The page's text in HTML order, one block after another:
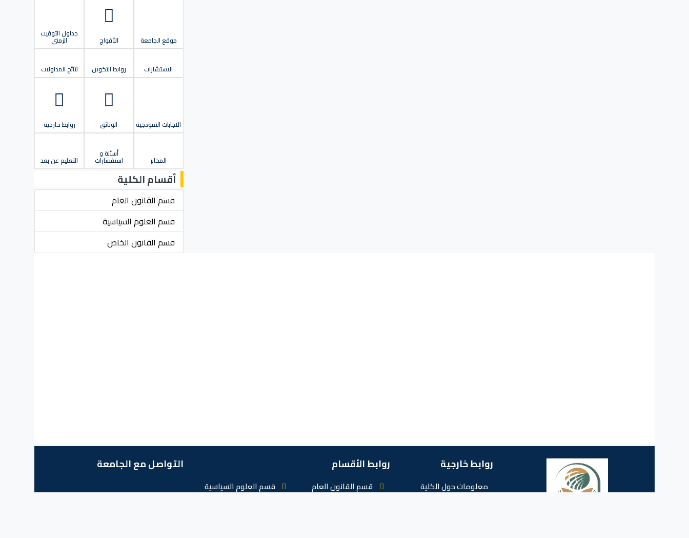
موقع الجامعة الأفواج
جداول التوقيت
الزمني
الاستشارات روابط التكوين نتائج المداولات
الاجابات النموذجية الوثائق روابط خارجية
المخابر
أسئلة و
استفسارات التعليم عن بعد
أقسام الكلية
قسم القانون العام
قسم العلوم السياسية
قسم القانون الخاص
روابط خارجية
معلومات حول الكلية
روابط الأقسام
قسم القانون العام
قسم العلوم السياسية
التواصل مع الجامعة